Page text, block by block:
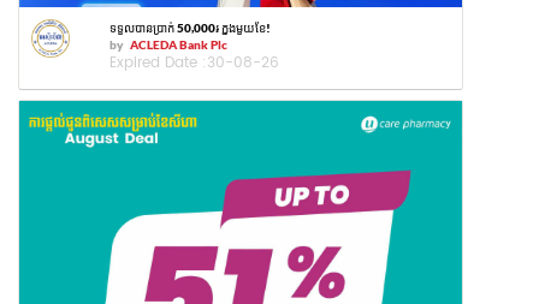
ទទួលបានប្រាក់ 50,000៛ ក្នុងមួយខែ!
by ACLEDA Bank Plc
Expired Date :30-08-26